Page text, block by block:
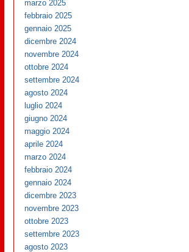
marzo 2025
febbraio 2025
gennaio 2025
dicembre 2024
novembre 2024
ottobre 2024
settembre 2024
agosto 2024
luglio 2024
giugno 2024
maggio 2024
aprile 2024
marzo 2024
febbraio 2024
gennaio 2024
dicembre 2023
novembre 2023
ottobre 2023
settembre 2023
agosto 2023